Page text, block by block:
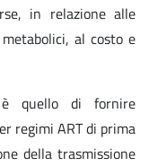
in relazione alle
al costo e
è quello di fornire
regimi ART di prima
della trasmissione